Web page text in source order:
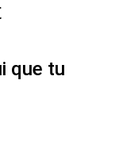
que tu